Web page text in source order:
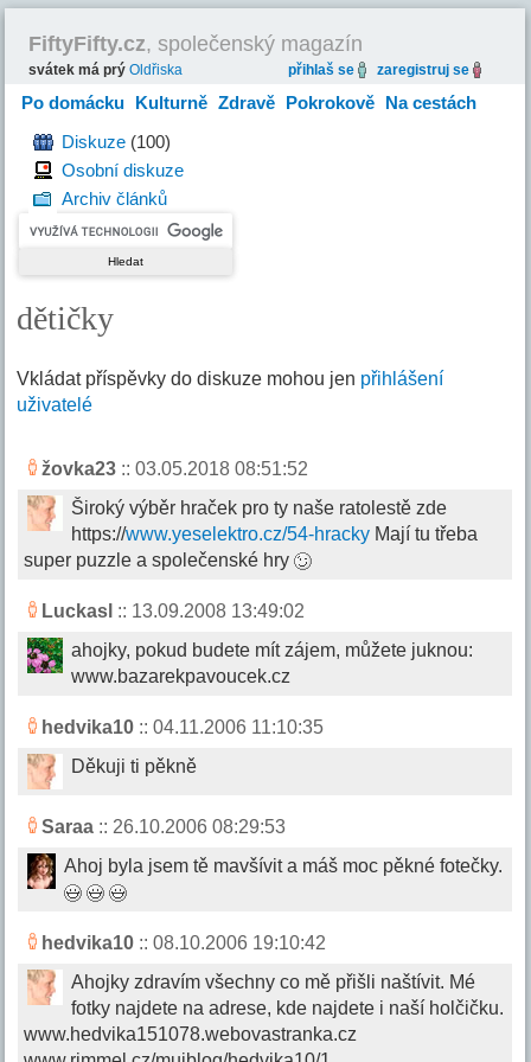
FiftyFifty.cz, společenský magazín
svátek má prýOldřiska přihlaš se zaregistruj se
Po domácku Kulturně Zdravě Pokrokově Na cestách
HravěDiskuze (100)
Osobní diskuze
Archiv článků
dětičky
Vkládat příspěvky do diskuze mohou jen přihlášení
uživatelé
žovka23 :: 03.05.2018 08:51:52
Široký výběr hraček pro ty naše ratolestě zde
https://www.yeselektro.cz/54-hracky Mají tu třeba
super puzzle a společenské hry
Luckasl :: 13.09.2008 13:49:02
ahojky, pokud budete mít zájem, můžete juknou:
www.bazarekpavoucek.cz
hedvika10 :: 04.11.2006 11:10:35
Děkuji ti pěkně
Saraa :: 26.10.2006 08:29:53
Ahoj byla jsem tě mavšívit a máš moc pěkné fotečky.
hedvika10 :: 08.10.2006 19:10:42
Ahojky zdravím všechny co mě přišli naštívit. Mé
fotky najdete na adrese, kde najdete i naší holčičku.
www.hedvika151078.webovastranka.cz